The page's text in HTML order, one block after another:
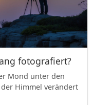
fotografiert?
Mond unter den
Himmel verändert